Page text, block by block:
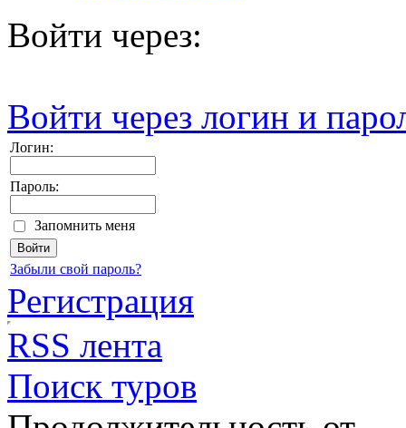
Войти через:
Войти через логин и
Логин:
Пароль:
Запомнить меня
Забыли свой пароль?
Регистрация
RSS лента
Поиск туров